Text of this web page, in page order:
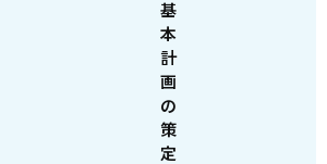
基
本
計
画
の
策
定